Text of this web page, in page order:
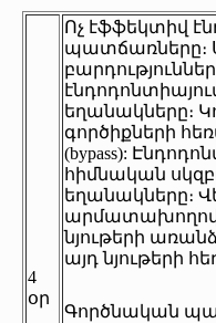
4
օր
Ոչ էֆֆեկտիվ
պատճառները։
եղանակները։
գործիքների
(bypass):
հիմնական
եղանակները։
նյութերի
այդ նյութերի
Գործնական